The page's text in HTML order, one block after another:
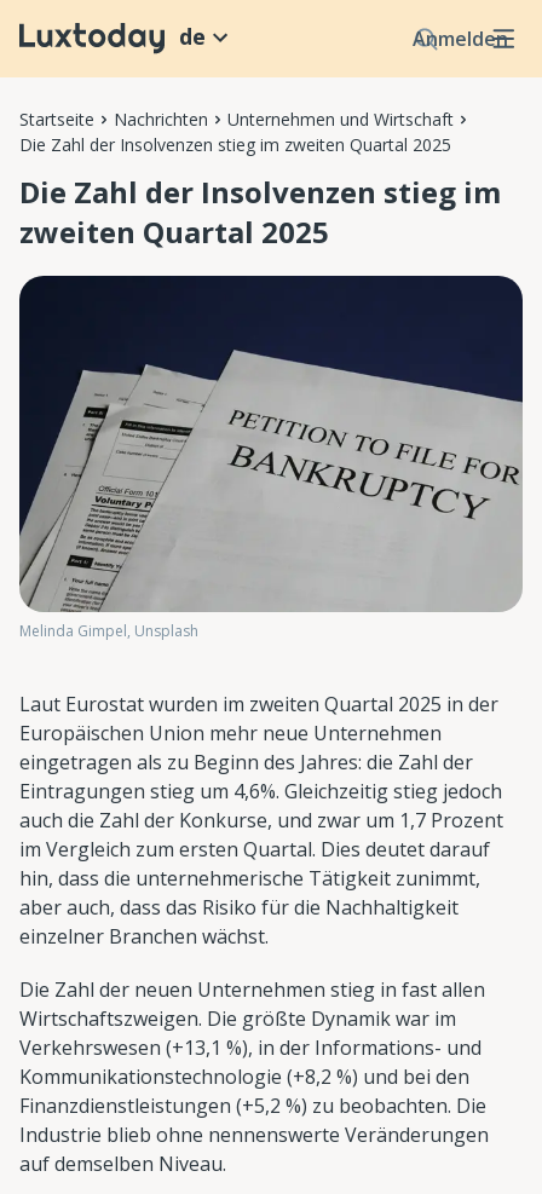
Anmelden
de
Startseite Nachrichten
Unternehmen und Wirtschaft
Die Zahl der Insolvenzen stieg im zweiten Quartal 2025
Die Zahl der Insolvenzen stieg im
zweiten Quartal 2025
Melinda Gimpel, Unsplash
Laut Eurostat wurden im zweiten Quartal 2025 in der
Europäischen Union mehr neue Unternehmen
eingetragen als zu Beginn des Jahres: die Zahl der
Eintragungen stieg um 4,6%. Gleichzeitig stieg jedoch
auch die Zahl der Konkurse, und zwar um 1,7 Prozent
im Vergleich zum ersten Quartal. Dies deutet darauf
hin, dass die unternehmerische Tätigkeit zunimmt,
aber auch, dass das Risiko für die Nachhaltigkeit
einzelner Branchen wächst.
Die Zahl der neuen Unternehmen stieg in fast allen
Wirtschaftszweigen. Die größte Dynamik war im
Verkehrswesen (+13,1 %), in der Informations- und
Kommunikationstechnologie (+8,2 %) und bei den
Finanzdienstleistungen (+5,2 %) zu beobachten. Die
Industrie blieb ohne nennenswerte Veränderungen
auf demselben Niveau.